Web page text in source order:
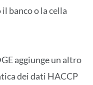
banco o la cella
aggiunge un altro
dei dati HACCP